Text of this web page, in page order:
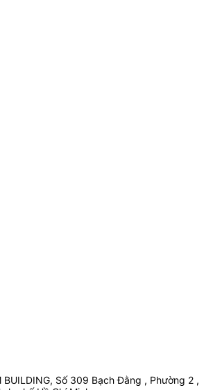
BUILDING, Số 309 Bạch Đằng , Phường 2 ,